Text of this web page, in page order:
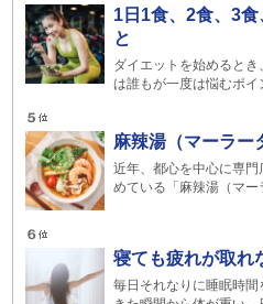
1日1食、2食、3
と
ダイエットを始めるとき
は誰もが一度は悩むポ
麻辣湯（マーラー
近年、都心を中心に専
めている「麻辣湯（マ
寝ても疲れが取れ
毎日それなりに睡眠時